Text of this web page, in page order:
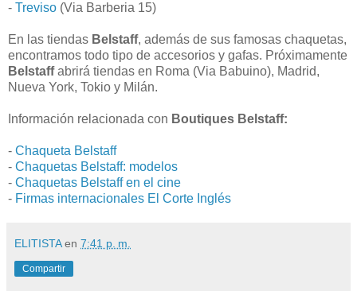
- Treviso (Via Barberia 15)
En las tiendas Belstaff, además de sus famosas chaquetas,
encontramos todo tipo de accesorios y gafas. Próximamente
Belstaffabrirá tiendas en Roma (Via Babuino), Madrid,
Nueva York, Tokio y Milán.
Información relacionada con Boutiques Belstaff:
- Chaqueta Belstaff
- Chaquetas Belstaff: modelos
- Chaquetas Belstaff en el cine
- Firmas internacionales El Corte Inglés
ELITISTA en 7:41 p. m.
Compartir